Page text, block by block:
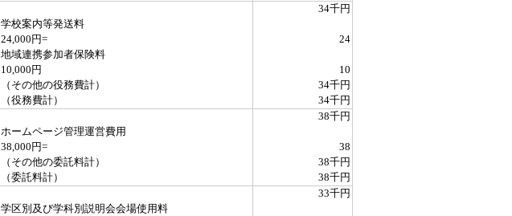
34千円
学校案内等発送料
24,000円=
24
地域連携参加者保険料
10,000円
10
（その他の役務費計）
34千円
（役務費計）
34千円
38千円
ホームページ管理運営費用
38,000円=
38
（その他の委託料計）
38千円
（委託料計）
38千円
33千円
学区別及び学科別説明会会場使用料